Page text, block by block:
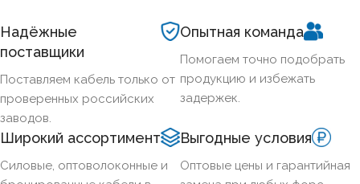
Надёжные
поставщики
Поставляем кабель только от
проверенных российских
заводов.
Опытная команда
Помогаем точно подобрать
продукцию и избежать
задержек.
Широкий ассортимент
Силовые, оптоволоконные и
Выгодные условия
Оптовые цены и гарантийная